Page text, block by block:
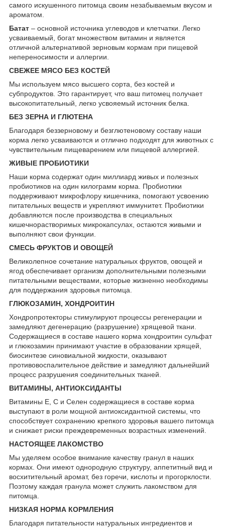
самого искушенного питомца своим незабываемым вкусом и
ароматом.
Батат – основной источника углеводов и клетчатки. Легко
усваиваемый, богат множеством витамин и является
отличной альтернативой зерновым кормам при пищевой
непереносимости и аллергии.
СВЕЖЕЕ МЯСО БЕЗ КОСТЕЙ
Мы используем мясо высшего сорта, без костей и
субпродуктов. Это гарантирует, что ваш питомец получает
высокопитательный, легко усвояемый источник белка.
БЕЗ ЗЕРНА И ГЛЮТЕНА
Благодаря беззерновому и безглютеновому составу наши
корма легко усваиваются и отлично подходят для животных с
чувствительным пищеварением или пищевой аллергией.
ЖИВЫЕ ПРОБИОТИКИ
Наши корма содержат один миллиард живых и полезных
пробиотиков на один килограмм корма. Пробиотики
поддерживают микрофлору кишечника, помогают усвоению
питательных веществ и укрепляют иммунитет. Пробиотики
добавляются после производства в специальных
кишечнорастворимых микрокапсулах, остаются живыми и
выполняют свои функции.
СМЕСЬ ФРУКТОВ И ОВОЩЕЙ
Великолепное сочетание натуральных фруктов, овощей и
ягод обеспечивает организм дополнительными полезными
питательными веществами, которые жизненно необходимы
для поддержания здоровья питомца.
ГЛЮКОЗАМИН, ХОНДРОИТИН
Хондропротекторы стимулируют процессы регенерации и
замедляют дегенерацию (разрушение) хрящевой ткани.
Содержащиеся в составе нашего корма хондроитин сульфат
и глюкозамин принимают участие в образовании хрящей,
биосинтезе синовиальной жидкости, оказывают
противовоспалительное действие и замедляют дальнейший
процесс разрушения соединительных тканей.
ВИТАМИНЫ, АНТИОКСИДАНТЫ
Витамины Е, С и Селен содержащиеся в составе корма
выступают в роли мощной антиоксидантной системы, что
способствует сохранению крепкого здоровья вашего питомца
и снижает риски преждевременных возрастных изменений.
НАСТОЯЩЕЕ ЛАКОМСТВО
Мы уделяем особое внимание качеству гранул в наших
кормах. Они имеют однородную структуру, аппетитный вид и
восхитительный аромат, без горечи, кислоты и прогорклости.
Поэтому каждая гранула может служить лакомством для
питомца.
НИЗКАЯ НОРМА КОРМЛЕНИЯ
Благодаря питательности натуральных ингредиентов и